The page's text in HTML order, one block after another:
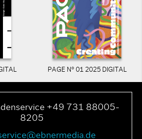
PAGE N° 01 2025 DIGITAL
+49 731 88005-
8205